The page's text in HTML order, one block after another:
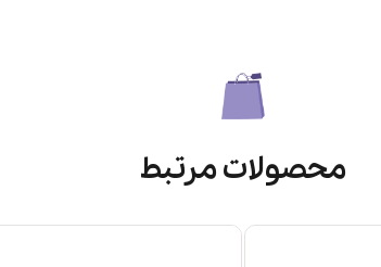
محصولات مرتبط